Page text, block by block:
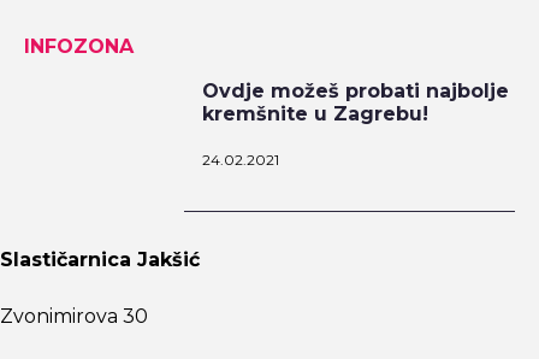
INFOZONA
Ovdje možeš probati najbolje
kremšnite u Zagrebu!
24.02.2021
Slastičarnica Jakšić
Zvonimirova 30